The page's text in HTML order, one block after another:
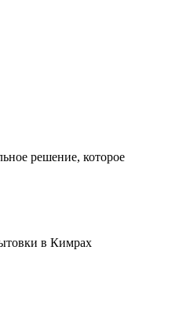
решение, которое